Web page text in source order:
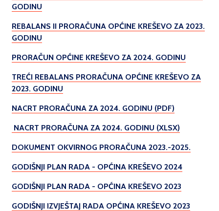
GODINU
REBALANS II PRORAČUNA OPĆINE KREŠEVO ZA 2023.
GODINU
PRORAČUN OPĆINE KREŠEVO ZA 2024. GODINU
TREĆI REBALANS PRORAČUNA OPĆINE KREŠEVO ZA
2023. GODINU
NACRT PRORAČUNA ZA 2024. GODINU (PDF)
NACRT PRORAČUNA ZA 2024. GODINU (XLSX)
DOKUMENT OKVIRNOG PRORAČUNA 2023.-2025.
GODIŠNJI PLAN RADA - OPĆINA KREŠEVO 2024
GODIŠNJI PLAN RADA - OPĆINA KREŠEVO 2023
GODIŠNJI IZVJEŠTAJ RADA OPĆINA KREŠEVO 2023